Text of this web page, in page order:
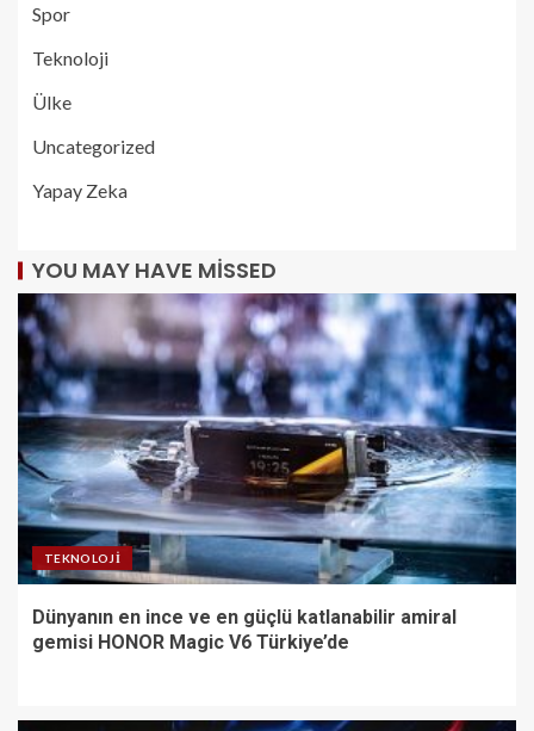
Spor
Teknoloji
Ülke
Uncategorized
Yapay Zeka
YOU MAY HAVE MISSED
TEKNOLOJI
Dünyanın en ince ve en güçlü katlanabilir amiral
gemisi HONOR Magic V6 Türkiye’de